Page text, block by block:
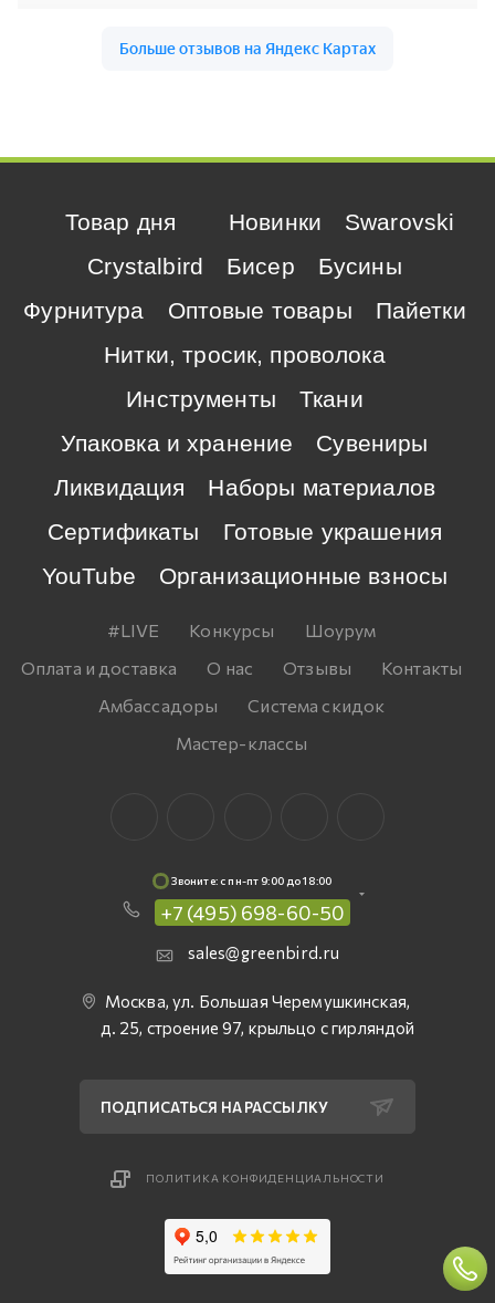
Товар дня Новинки
Swarovski
Crystalbird
Бисер
Бусины
Фурнитура
Оптовые товары
Пайетки
Нитки, тросик, проволока
Инструменты
Ткани
Упаковка и хранение
Сувениры
Ликвидация
Наборы материалов
Сертификаты
Готовые украшения
YouTube
Организационные взносы
#LIVE Конкурсы
Шоурум
Оплата и доставка
О нас Отзывы
Контакты
Амбассадоры
Система скидок
Мастер-классы
Звоните: c пн-пт 9:00 до 18:00
+7 (495) 698-60-50
sales@greenbird.ru
Москва, ул. Большая Черемушкинская,
д. 25, строение 97, крыльцо с гирляндой
ПОДПИСАТЬСЯ НА РАССЫЛКУ
ПОЛИТИКА КОНФИДЕНЦИАЛЬНОСТИ